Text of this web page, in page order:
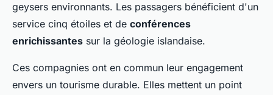
geysers environnants. Les passagers bénéficient d'un
service cinq étoiles et de conférences
enrichissantes sur la géologie islandaise.
Ces compagnies ont en commun leur engagement
envers un tourisme durable. Elles mettent un point